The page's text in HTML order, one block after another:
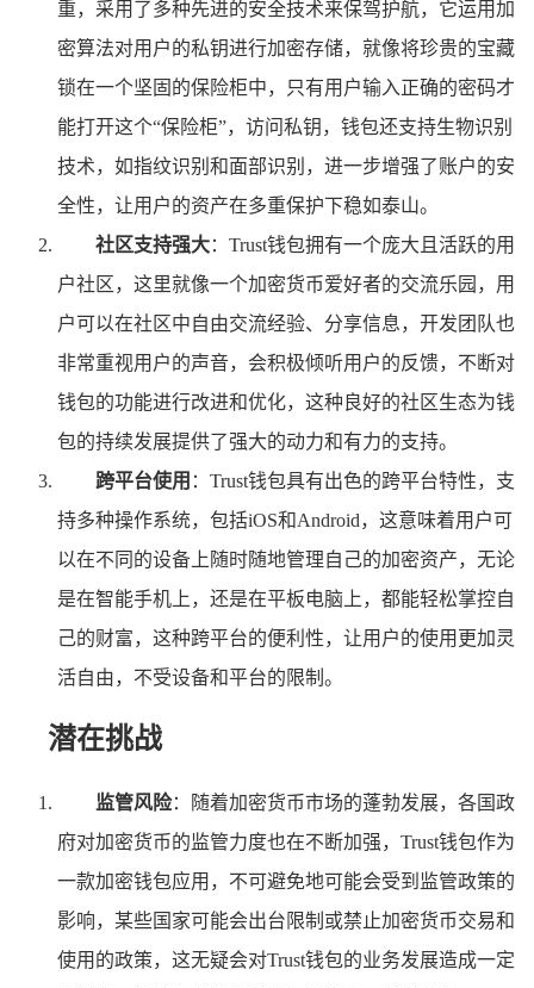
重，采用了多种先进的安全技术来保驾护航，它运用加
密算法对用户的私钥进行加密存储，就像将珍贵的宝藏
锁在一个坚固的保险柜中，只有用户输入正确的密码才
能打开这个“保险柜”，访问私钥，钱包还支持生物识别
技术，如指纹识别和面部识别，进一步增强了账户的安
全性，让用户的资产在多重保护下稳如泰山。
社区支持强大：Trust钱包拥有一个庞大且活跃的用
户社区，这里就像一个加密货币爱好者的交流乐园，用
户可以在社区中自由交流经验、分享信息，开发团队也
非常重视用户的声音，会积极倾听用户的反馈，不断对
钱包的功能进行改进和优化，这种良好的社区生态为钱
包的持续发展提供了强大的动力和有力的支持。
跨平台使用 ：Trust钱包具有出色的跨平台特性，支
持多种操作系统，包括iOS和Android，这意味着用户可
以在不同的设备上随时随地管理自己的加密资产，无论
是在智能手机上，还是在平板电脑上，都能轻松掌控自
己的财富，这种跨平台的便利性，让用户的使用更加灵
活自由，不受设备和平台的限制。
潜在挑战
监管风险：随着加密货币市场的蓬勃发展，各国政
府对加密货币的监管力度也在不断加强，Trust钱包作为
一款加密钱包应用，不可避免地可能会受到监管政策的
影响，某些国家可能会出台限制或禁止加密货币交易和
使用的政策，这无疑会对Trust钱包的业务发展造成一定